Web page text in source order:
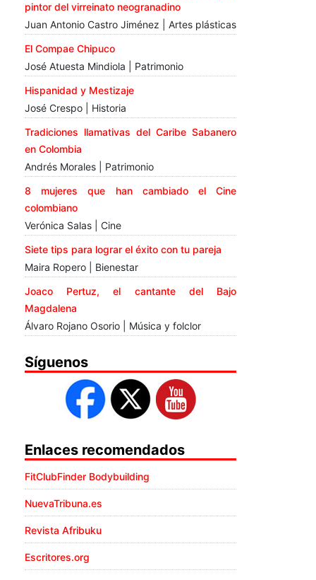
pintor del virreinato neogranadino
Juan Antonio Castro Jiménez | Artes plásticas
El Compae Chipuco
José Atuesta Mindiola | Patrimonio
Hispanidad y Mestizaje
José Crespo | Historia
Tradiciones llamativas del Caribe Sabanero
en Colombia
Andrés Morales | Patrimonio
8 mujeres que han cambiado el Cine
colombiano
Verónica Salas | Cine
Siete tips para lograr el éxito con tu pareja
Maira Ropero | Bienestar
Joaco Pertuz, el cantante del Bajo
Magdalena
Álvaro Rojano Osorio | Música y folclor
Síguenos
Enlaces recomendados
FitClubFinder Bodybuilding
NuevaTribuna.es
Revista Afribuku
Escritores.org